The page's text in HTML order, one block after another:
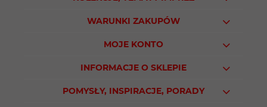
WARUNKI ZAKUPÓW
MOJE KONTO
INFORMACJE O SKLEPIE
POMYSŁY, INSPIRACJE, PORADY